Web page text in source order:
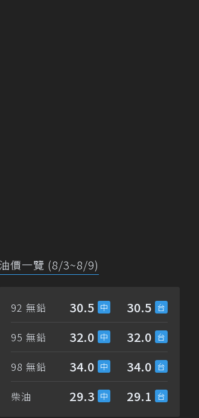
油價一覽 (8/3~8/9)
92 無鉛 30.5 30.5
95 無鉛 32.0 32.0
98 無鉛 34.0 34.0
柴油 29.3 29.1